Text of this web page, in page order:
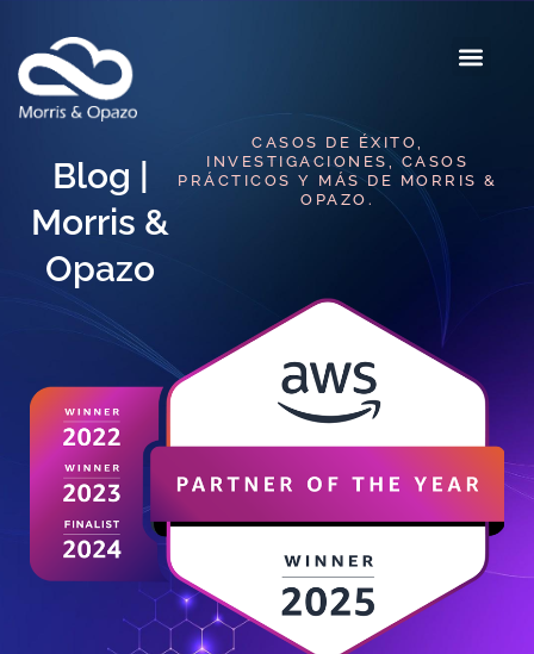
Blog |
Morris &
Opazo
CASOS DE ÉXITO,
INVESTIGACIONES, CASOS
PRÁCTICOS Y MÁS DE MORRIS &
OPAZO.